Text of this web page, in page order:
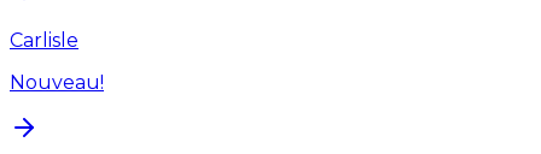
Carlisle
Nouveau!